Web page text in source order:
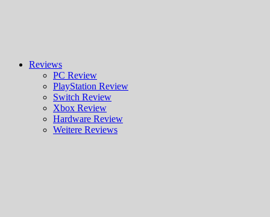
Reviews
PC Review
PlayStation Review
Switch Review
Xbox Review
Hardware Review
Weitere Reviews